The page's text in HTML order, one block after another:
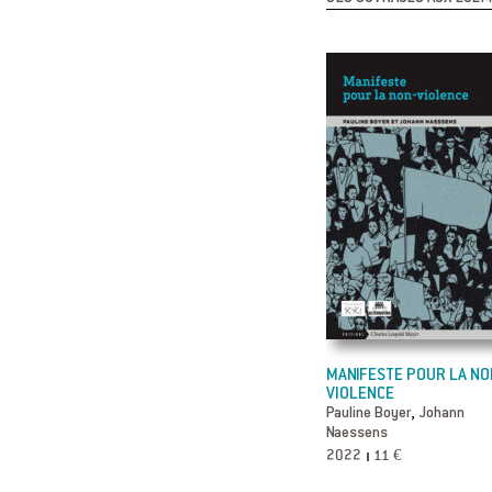
MANIFESTE POUR LA
VIOLENCE
Pauline Boyer, Johann
Naessens
2022 11 €